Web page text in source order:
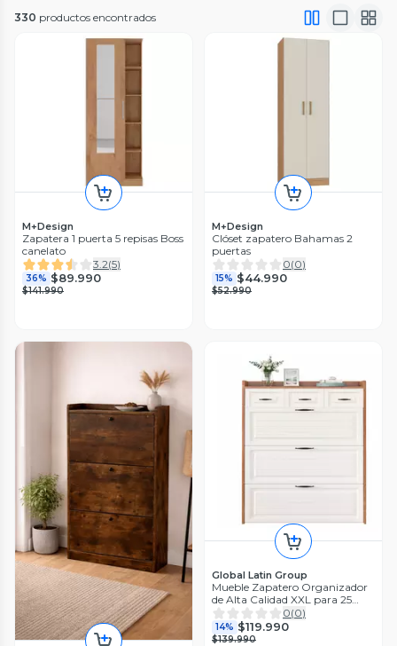
330 productos encontrados
M+Design
Zapatera 1 puerta 5 repisas Boss
canelato
3.2(5)
36% $89.990
$141.990
M+Design
Clóset zapatero Bahamas 2
puertas
0(0)
15% $44.990
$52.990
Global Latin Group
Mueble Zapatero Organizador
de Alta Calidad XXL para 25
pares
0(0)
14% $119.990
$139.990